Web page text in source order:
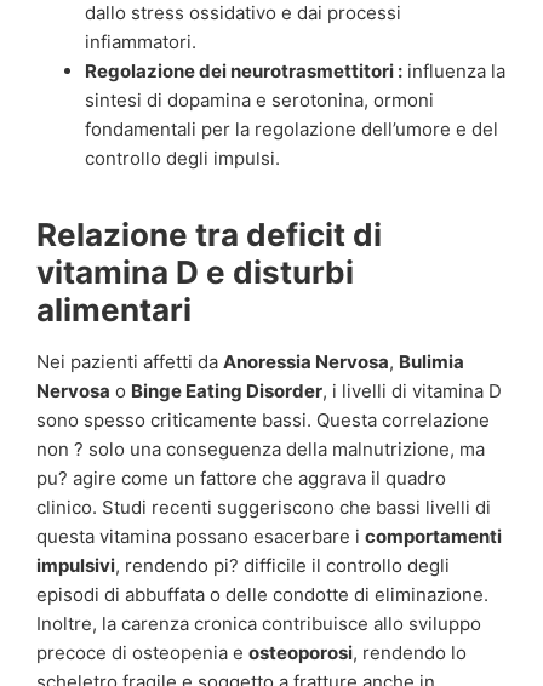
dallo stress ossidativo e dai processi
infiammatori.
Regolazione dei neurotrasmettitori : influenza la
sintesi di dopamina e serotonina, ormoni
fondamentali per la regolazione dell’umore e del
controllo degli impulsi.
Relazione tra deficit di
vitamina D e disturbi
alimentari
Nei pazienti affetti da Anoressia Nervosa, Bulimia
Nervosa o Binge Eating Disorder, i livelli di vitamina D
sono spesso criticamente bassi. Questa correlazione
non ? solo una conseguenza della malnutrizione, ma
pu? agire come un fattore che aggrava il quadro
clinico. Studi recenti suggeriscono che bassi livelli di
questa vitamina possano esacerbare i comportamenti
impulsivi, rendendo pi? difficile il controllo degli
episodi di abbuffata o delle condotte di eliminazione.
Inoltre, la carenza cronica contribuisce allo sviluppo
precoce di osteopenia e osteoporosi, rendendo lo